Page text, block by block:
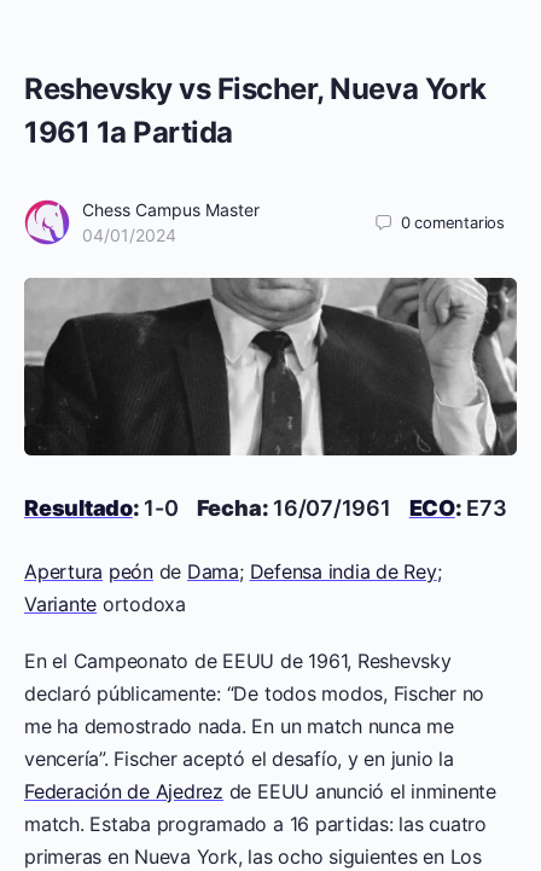
Reshevsky vs Fischer, Nueva York
1961 1a Partida
Chess Campus Master
04/01/2024
0comentarios
Resultado: 1-0 Fecha: 16/07/1961 ECO: E73
Apertura peónde Dama; Defensa india de Rey;
Variante ortodoxa
En el Campeonato de EEUU de 1961, Reshevsky
declaró públicamente: “De todos modos, Fischer no
me ha demostrado nada. En un match nunca me
vencería”. Fischer aceptó el desafío, y en junio la
Federación de Ajedrez de EEUU anunció el inminente
match. Estaba programado a 16 partidas: las cuatro
primeras en Nueva York, las ocho siguientes en Los